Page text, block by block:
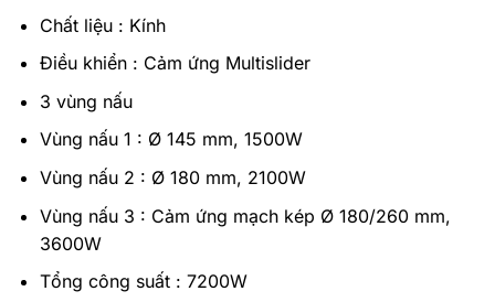
Chất liệu : Kính
Điều khiển : Cảm ứng Multislider
3 vùng nấu
Vùng nấu 1 : Ø 145 mm, 1500W
Vùng nấu 2 : Ø 180 mm, 2100W
Vùng nấu 3 : Cảm ứng mạch kép Ø 180/260 mm,
3600W
Tổng công suất : 7200W